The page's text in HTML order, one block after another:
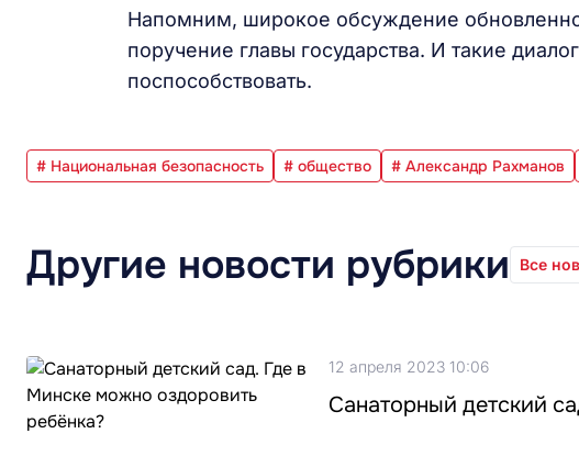
Напомним, широкое обсуждение
поручение главы государства. И такие
поспособствовать.
# Национальная безопасность # общество # Александр Рахманов
Другие новости рубрики Все
12 апреля 2023 10:06
Санаторный детский